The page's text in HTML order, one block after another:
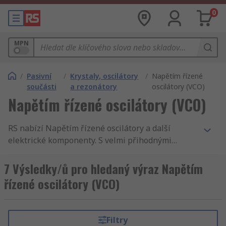
0
MPN
/ Pasivní
součásti
/ Krystaly, oscilátory
a rezonátory
/ Napětím řízené
oscilátory (VCO)
Napětím řízené oscilátory (VCO)
RS nabízí Napětím řízené oscilátory a další
elektrické komponenty. S velmi přihodnými
servisem, není žádné překvapení, že jsme
celosvětově známí jako jeden z nejlepších
dodavatelů produktů. U nás naleznete Napětím
Keramické rezonátory. Kupujete-li Napětím
7 Výsledky/ů pro hledaný výraz Napětím
řízené oscilátory (VCO)
Filtry